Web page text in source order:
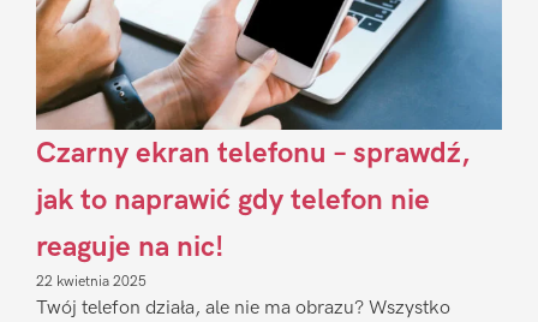
Czarny ekran telefonu – sprawdź,
jak to naprawić gdy telefon nie
reaguje na nic!
22 kwietnia 2025
Twój telefon działa, ale nie ma obrazu? Wszystko